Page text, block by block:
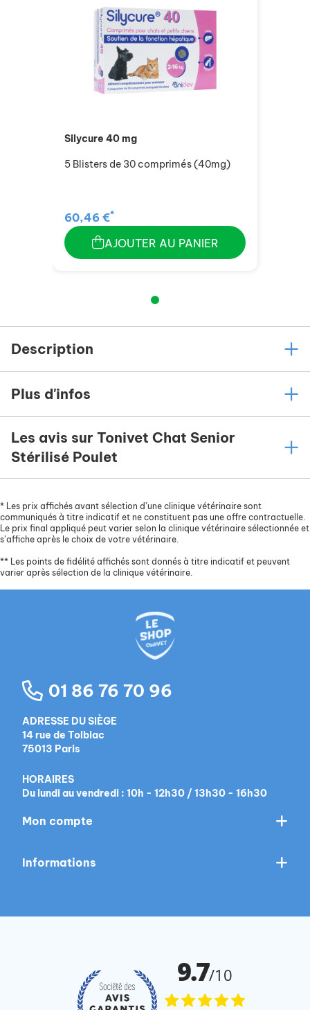
Silycure 40 mg
5 Blisters de 30 comprimés (40mg)
60,46 €*
AJOUTER AU PANIER
Description
Plus d'infos
Les avis sur Tonivet Chat Senior
Stérilisé Poulet
* Les prix affichés avant sélection d’une clinique vétérinaire sont
communiqués à titre indicatif et ne constituent pas une offre contractuelle.
Le prix final appliqué peut varier selon la clinique vétérinaire sélectionnée et
s’affiche après le choix de votre vétérinaire.
** Les points de fidélité affichés sont donnés à titre indicatif et peuvent
varier après sélection de la clinique vétérinaire.
01 86 76 70 96
ADRESSE DU SIÈGE
14 rue de Tolbiac
75013 Paris
HORAIRES
Du lundi au vendredi : 10h - 12h30 / 13h30 - 16h30
Mon compte
Informations